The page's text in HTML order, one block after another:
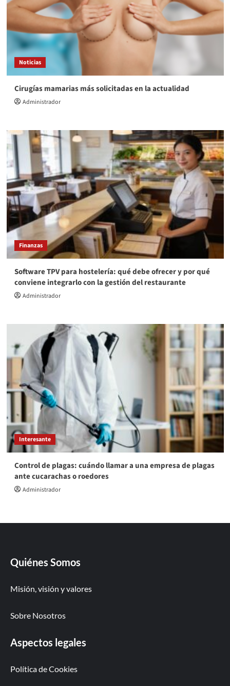
Noticias
Cirugías mamarias más solicitadas en la actualidad
Administrador
Finanzas
Software TPV para hostelería: qué debe ofrecer y por qué
conviene integrarlo con la gestión del restaurante
Administrador
Interesante
Control de plagas: cuándo llamar a una empresa de plagas
ante cucarachas o roedores
Administrador
Quiénes Somos
Misión, visión y valores
Sobre Nosotros
Aspectos legales
Política de Cookies